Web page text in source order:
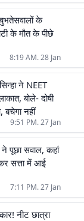
के
के मौत के पीछे
8:19 AM. 28 Jan
ने NEET
बोले- दोषी
बचेगा नहीं
9:51 PM. 27 Jan
ने पूछा सवाल, कहां
सत्ता में आई
7:11 PM. 27 Jan
नीट छात्रा